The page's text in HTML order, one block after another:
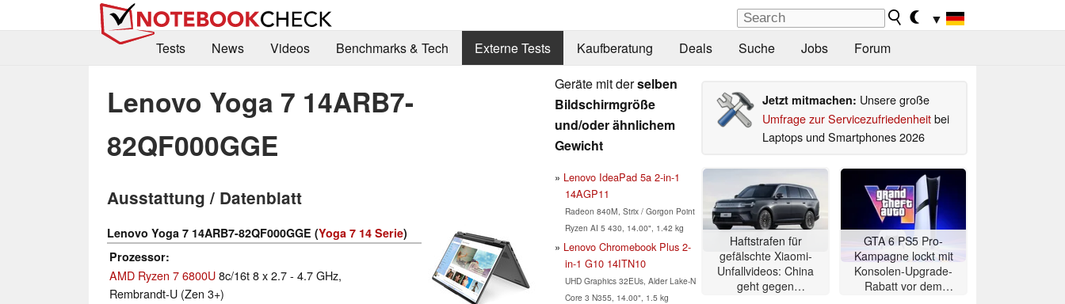
▼
Tests
News Videos Benchmarks & Tech Externe Tests Kaufberatung Deals Suche Jobs Forum
Lenovo Yoga 7 14ARB7-
82QF000GGE
Ausstattung / Datenblatt
Lenovo Yoga 7 14ARB7-82QF000GGE (Yoga 7 14 Serie)
Prozessor
AMD Ryzen 7 6800U8c/16t 8 x 2.7 - 4.7 GHz,
Rembrandt-U (Zen 3+)
Geräte mit derselben
Bildschirmgröße
und/oder ähnlichem
Gewicht
Lenovo IdeaPad 5a 2-in-1
14AGP11
Radeon 840M, Strix / Gorgon Point
Ryzen AI 5 430, 14.00", 1.42 kg
Lenovo Chromebook Plus 2-
in-1 G10 14ITN10
UHD Graphics 32EUs, Alder Lake-N
Core 3 N355, 14.00", 1.5 kg
Jetzt mitmachen: Unsere große
Umfrage zur Servicezufriedenheitbei
Laptops und Smartphones 2026
Haftstrafen für
gefälschte Xiaomi-
Unfallvideos: China
geht gegen
GTA 6 PS5 Pro-
Kampagne lockt mit
Konsolen-Upgrade-
Rabatt vor dem